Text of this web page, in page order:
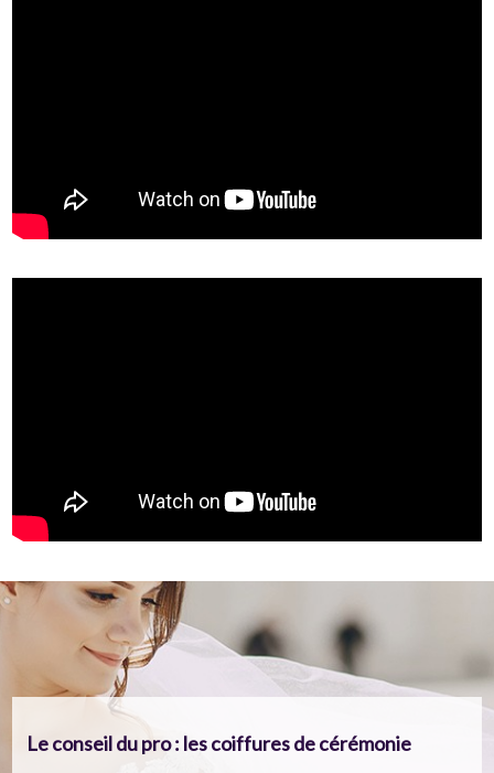
Le conseil du pro : les coiffures de cérémonie